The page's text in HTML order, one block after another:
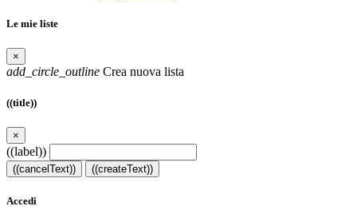
Le mie liste
×
add_circle_outline Crea nuova lista
((title))
×
((label))
((cancelText)) ((createText))
Accedi